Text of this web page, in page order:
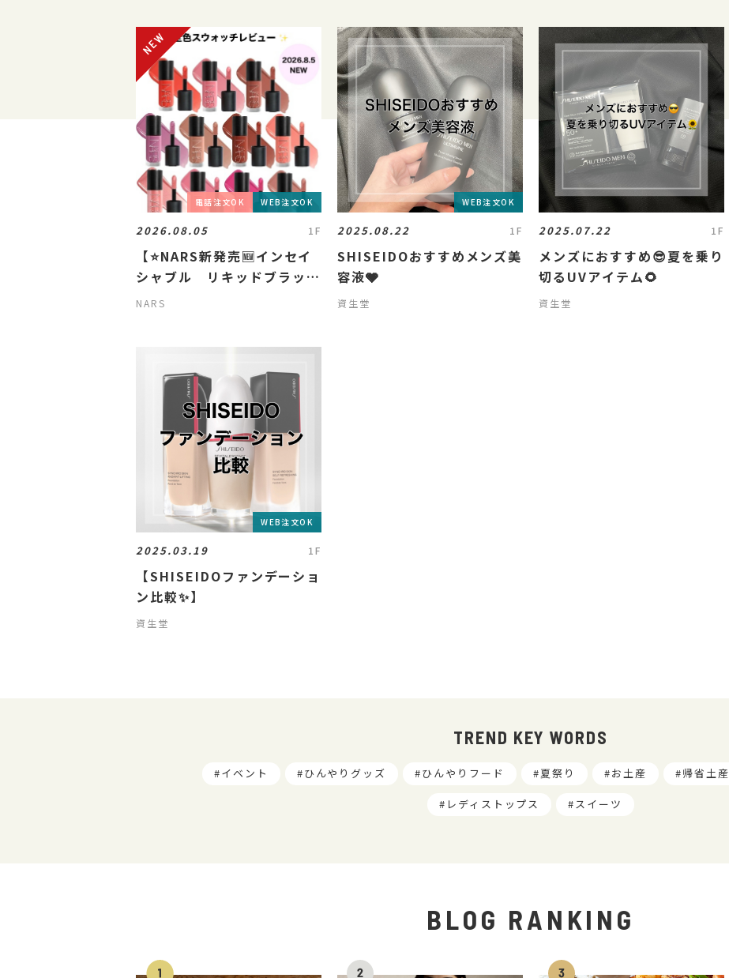
電話注文OK WEB注文OK
2026.08.05 1F
【⭐️NARS新発売🆕インセイ
シャブル リキッドブラッシ
ュ⭐️】
NARS
WEB注文OK
2025.08.22 1F
SHISEIDOおすすめメンズ美
容液🩶
資生堂
2025.07.22 1F
メンズにおすすめ😎夏を乗り
切るUVアイテム🌻
資生堂
WEB注文OK
2025.03.19 1F
【SHISEIDOファンデーショ
ン比較✨】
資生堂
TREND KEY WORDS
イベント ひんやりグッズ ひんやりフード 夏祭り お土産 帰省土産
レディストップス スイーツ
BLOG RANKING